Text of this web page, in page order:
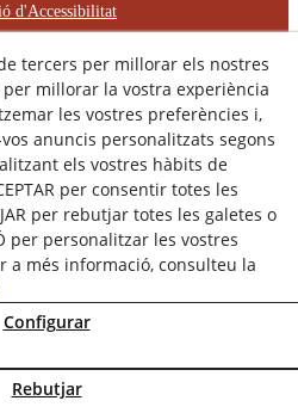
d'Accessibilitat
d'Oportunitats
Laboral
RESTAURACIONS
S.L. - Tots els drets reservats.
tercers per millorar els nostres
millorar la vostra experiència
les vostres preferències i,
anuncis personalitzats segons
els vostres hàbits de
per consentir totes les
per rebutjar totes les galetes o
per personalitzar les vostres
a més informació, consulteu la
Configurar
Rebutjar